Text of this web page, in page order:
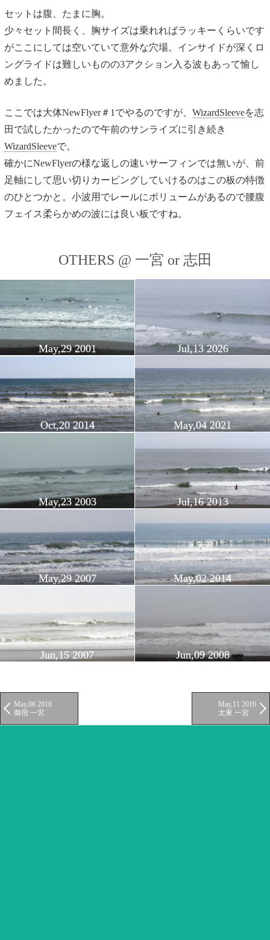
セットは腹、たまに胸。
少々セット間長く、胸サイズは乗れればラッキーくらいです
がここにしては空いていて意外な穴場。インサイドが深くロ
ングライドは難しいものの3アクション入る波もあって愉し
めました。
ここでは大体NewFlyer＃1でやるのですが、 WizardSleeveを志
田で試したかったので午前のサンライズに引き続き
WizardSleeveで。
確かにNewFlyerの様な返しの速いサーフィンでは無いが、前
足軸にして思い切りカービングしていけるのはこの板の特徴
のひとつかと。小波用でレールにボリュームがあるので腰腹
フェイス柔らかめの波には良い板ですね。
OTHERS @ 一宮 or 志田
May,29 2001 Jul,13 2026
Oct,20 2014 May,04 2021
May,23 2003 Jul,16 2013
May,29 2007 May,02 2014
Jun,15 2007 Jun,09 2008
May,06 2016
御宿 一宮
May,11 2016
太東 一宮